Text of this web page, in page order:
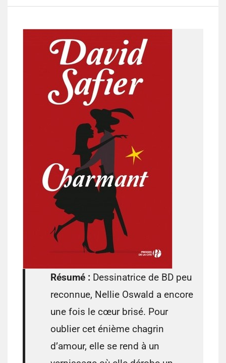
Résumé : Dessinatrice de BD peu
reconnue, Nellie Oswald a encore
une fois le cœur brisé. Pour
oublier cet énième chagrin
d’amour, elle se rend à un